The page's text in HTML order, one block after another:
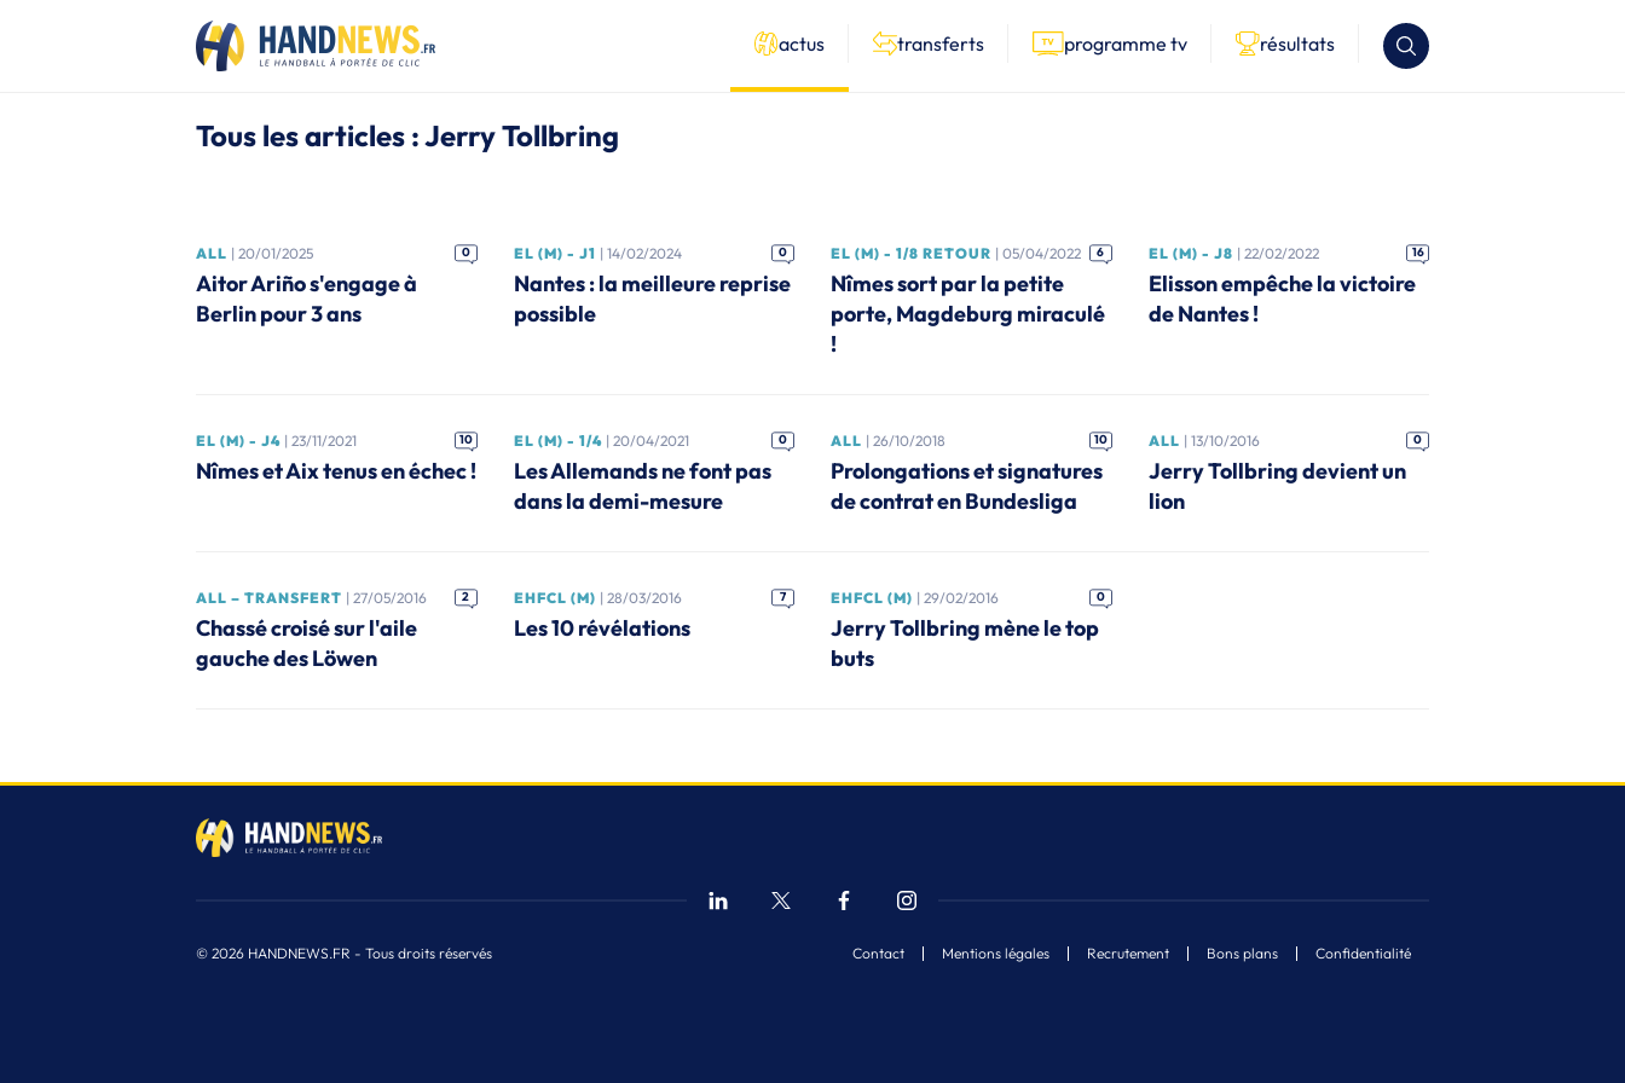
actus transferts programme tv résultats
Tous les articles : Jerry Tollbring
ALL | 20/01/2025 0
Aitor Ariño s'engage à
Berlin pour 3 ans
EL (M) - J1 | 14/02/2024 0
Nantes : la meilleure reprise
possible
EL (M) - 1/8 RETOUR | 05/04/2022 6
Nîmes sort par la petite
porte, Magdeburg miraculé
!
EL (M) - J8 | 22/02/2022 16
Elisson empêche la victoire
de Nantes !
EL (M) - J4 | 23/11/2021 10
Nîmes et Aix tenus en échec !
EL (M) - 1/4 | 20/04/2021 0
Les Allemands ne font pas
dans la demi-mesure
ALL | 26/10/2018 10
Prolongations et signatures
de contrat en Bundesliga
ALL | 13/10/2016 0
Jerry Tollbring devient un
lion
ALL – TRANSFERT | 27/05/2016 2
Chassé croisé sur l'aile
gauche des Löwen
EHFCL (M) | 28/03/2016 7
Les 10 révélations
EHFCL (M) | 29/02/2016 0
Jerry Tollbring mène le top
buts
© 2026 HANDNEWS.FR - Tous droits réservés Contact Mentions légales Recrutement Bons plans Confidentialité